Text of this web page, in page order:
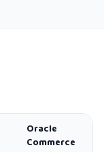
Oracle
Commerce